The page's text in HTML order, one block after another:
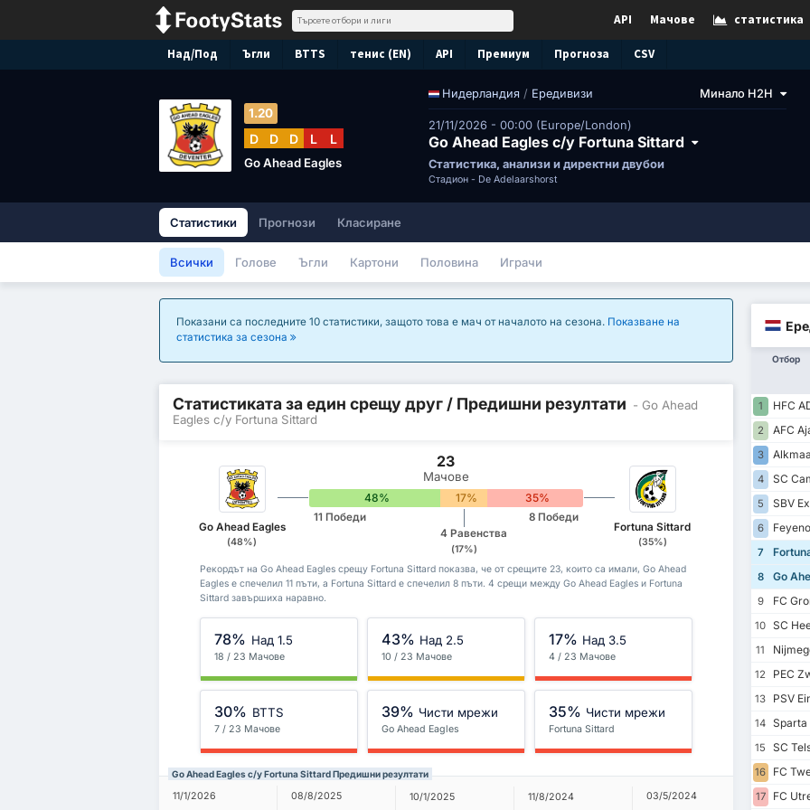
статистика
Мачове
API
Над/Под Ъгли BTTS тенис (EN) API Премиум Прогноза CSV
Нидерландия / Ередивизи Минало H2H
21/11/2026 - 00:00 (Europe/London)
Go Ahead Eagles с/у Fortuna Sittard
Статистика, анализи и директни двубои
Стадион - De Adelaarshorst
1.20
D D D L L
Go Ahead Eagles
Статистики Прогнози Класиране
Всички Голове Ъгли Картони Половина Играчи
Показани са последните 10 статистики, защото това е мач от началото на сезона. Показване на
статистика за сезона
Статистиката за един срещу друг / Предишни резултати - Go Ahead
Eagles с/у Fortuna Sittard
Go Ahead Eagles
(48%)
23
Мачове
48% 17% 35%
11 Победи
4 Равенства
(17%)
8 Победи
Fortuna Sittard
(35%)
Рекордът на Go Ahead Eagles срещу Fortuna Sittard показва, че от срещите 23, които са имали, Go Ahead
Eagles е спечелил 11 пъти, а Fortuna Sittard е спечелил 8 пъти. 4 срещи между Go Ahead Eagles и Fortuna
Sittard завършиха наравно.
78% Над 1.5
18 / 23 Мачове
43% Над 2.5
10 / 23 Мачове
17% Над 3.5
4 / 23 Мачове
30% BTTS
7 / 23 Мачове
39% Чисти мрежи
Go Ahead Eagles
35% Чисти мрежи
Fortuna Sittard
Go Ahead Eagles с/у Fortuna Sittard Предишни резултати
11/1/2026 08/8/2025 10/1/2025 11/8/2024 03/5/2024 22/9/
Отбор
1 HFC
2
AFC
3
4
SC
5
SBV
6
7
8
Go
9
FC
10 SC
11
12
PEC
13
PSV
14 Sparta
15
SC
16
FC
17
FC